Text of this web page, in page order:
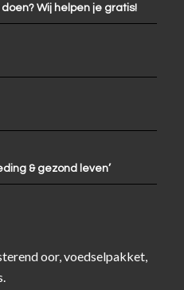
Wij helpen je gratis!
& gezond leven’
oor, voedselpakket,